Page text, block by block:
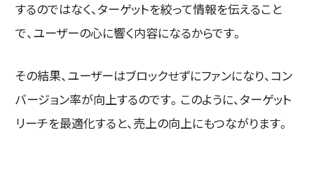
するのではなく、ターゲットを絞って情報を伝えること
で、ユーザーの心に響く内容になるからです。
その結果、ユーザーはブロックせずにファンになり、コン
バージョン率が向上するのです。このように、ターゲット
リーチを最適化すると、売上の向上にもつながります。